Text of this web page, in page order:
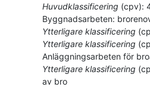
Huvudklassificering (cpv):
Byggnadsarbeten:
Ytterligare klassificering (
Ytterligare klassificering (
Anläggningsarbeten för
Ytterligare klassificering (
av bro